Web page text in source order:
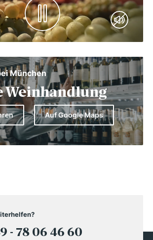
München
Weinhandlung
Auf Google Maps
- 78 06 46 60